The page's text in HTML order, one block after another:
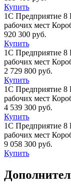
Купить
1С Предприятие 8
рабочих мест
920 300 руб.
Купить
1С Предприятие 8
рабочих мест
2 729 800 руб.
Купить
1С Предприятие 8
рабочих мест
4 539 300 руб.
Купить
1С Предприятие 8
рабочих мест
9 058 300 руб.
Купить